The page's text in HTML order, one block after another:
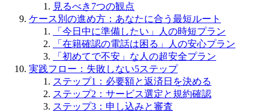
見るべき7つの観点
ケース別の進め方：あなたに合う最短ルート
「今日中に準備したい」人の時短プラン
「在籍確認の電話は困る」人の安心プラン
「初めてで不安」な人の超安全プラン
実践フロー：失敗しない5ステップ
ステップ1：必要額と返済日を決める
ステップ2：サービス選定と規約確認
ステップ3：申し込みと審査